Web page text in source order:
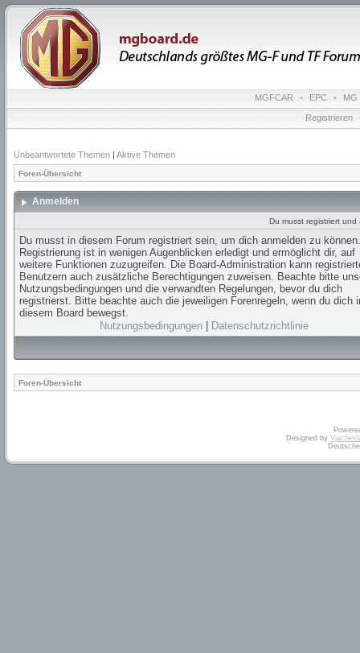
MGFCAR • EPC • MG
Registrieren
Unbeantwortete Themen | Aktive Themen
Foren-Übersicht
Anmelden
Du musst registriert
Du musst in diesem Forum registriert sein, um dich anmelden zu
Registrierung ist in wenigen Augenblicken erledigt und ermöglicht dir, auf
weitere Funktionen zuzugreifen. Die Board-Administration kann
Benutzern auch zusätzliche Berechtigungen zuweisen. Beachte bitte
Nutzungsbedingungen und die verwandten Regelungen, bevor du dich
registrierst. Bitte beachte auch die jeweiligen Forenregeln, wenn du dich
diesem Board bewegst.
Nutzungsbedingungen
Datenschutzrichtlinie
Foren-Übersicht
Designed by